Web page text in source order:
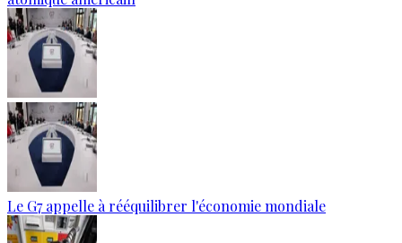
Le G7 appelle à rééquilibrer l'économie mondiale